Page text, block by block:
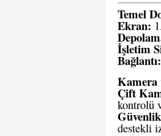
Temel
Ekran:
İşletim
Bağlantı:
Kamera
Çift
kontrolü
destekli